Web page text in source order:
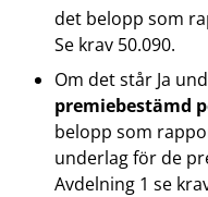
det belopp som
Se krav 50.090.
Om det står Ja
premiebestämd
belopp som
underlag för de
Avdelning 1 se